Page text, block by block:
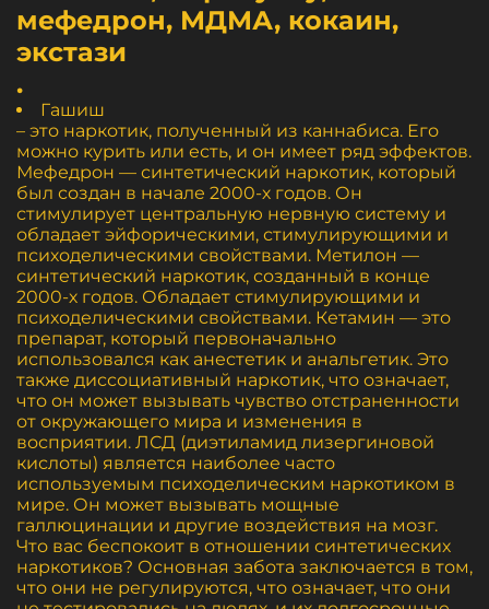
мефедрон, МДМА, кокаин,
экстази
.
Гашиш
– это наркотик, полученный из каннабиса. Его
можно курить или есть, и он имеет ряд эффектов.
Мефедрон — синтетический наркотик, который
был создан в начале 2000-х годов. Он
стимулирует центральную нервную систему и
обладает эйфорическими, стимулирующими и
психоделическими свойствами. Метилон —
синтетический наркотик, созданный в конце
2000-х годов. Обладает стимулирующими и
психоделическими свойствами. Кетамин — это
препарат, который первоначально
использовался как анестетик и анальгетик. Это
также диссоциативный наркотик, что означает,
что он может вызывать чувство отстраненности
от окружающего мира и изменения в
восприятии. ЛСД (диэтиламид лизергиновой
кислоты) является наиболее часто
используемым психоделическим наркотиком в
мире. Он может вызывать мощные
галлюцинации и другие воздействия на мозг.
Что вас беспокоит в отношении синтетических
наркотиков? Основная забота заключается в том,
что они не регулируются, что означает, что они